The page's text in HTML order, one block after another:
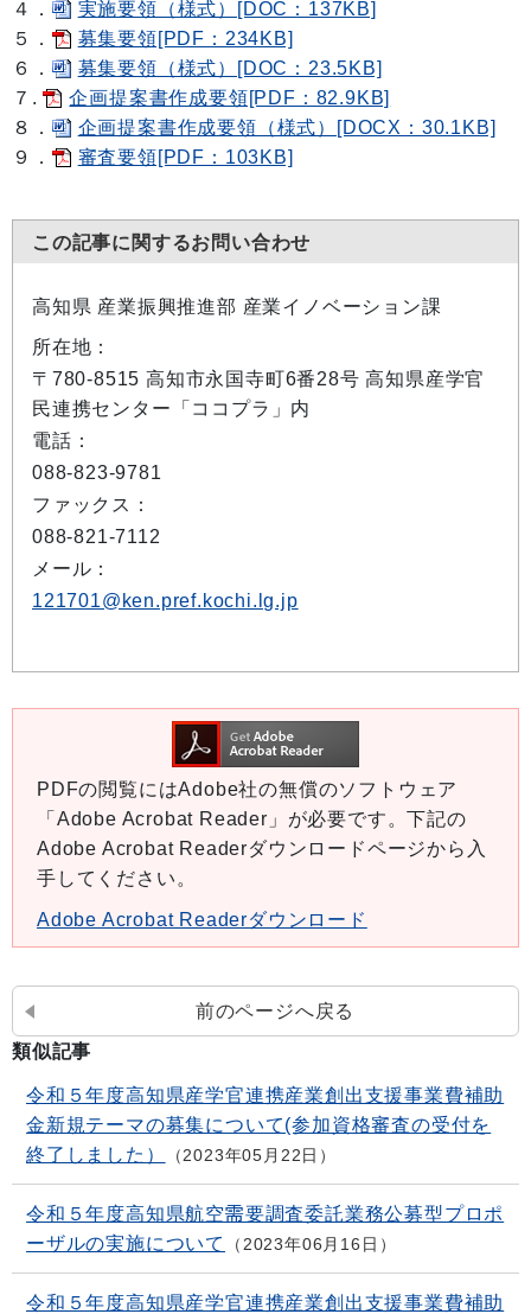
４．
実施要領（様式）[DOC：137KB]
５．
募集要領[PDF：234KB]
６．
募集要領（様式）[DOC：23.5KB]
７.
企画提案書作成要領[PDF：82.9KB]
８．
企画提案書作成要領（様式）[DOCX：30.1KB]
９．
審査要領[PDF：103KB]
この記事に関するお問い合わせ
高知県 産業振興推進部 産業イノベーション課
所在地：
〒780-8515 高知市永国寺町6番28号 高知県産学官
民連携センター「ココプラ」内
電話：
088-823-9781
ファックス：
088-821-7112
メール：
121701@ken.pref.kochi.lg.jp
PDFの閲覧にはAdobe社の無償のソフトウェア
「Adobe Acrobat Reader」が必要です。下記の
Adobe Acrobat Readerダウンロードページから入
手してください。
Adobe Acrobat Readerダウンロード
前のページへ戻る
類似記事
令和５年度高知県産学官連携産業創出支援事業費補助
金新規テーマの募集について(参加資格審査の受付を
終了しました）
2023年05月22日
令和５年度高知県航空需要調査委託業務公募型プロポ
ーザルの実施について
2023年06月16日
令和５年度高知県産学官連携産業創出支援事業費補助